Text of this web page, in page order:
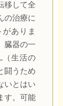
移して全
の治療に
ありま
臓器の一
（生活の
闘うため
いとはい
す。可能